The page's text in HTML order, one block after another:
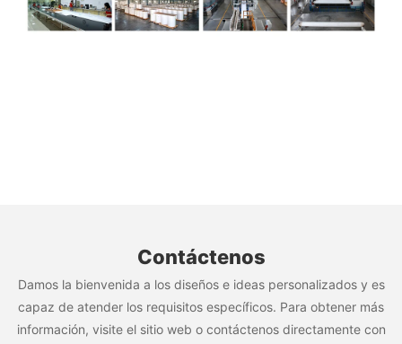
Contáctenos
Damos la bienvenida a los diseños e ideas personalizados y es
capaz de atender los requisitos específicos. Para obtener más
información, visite el sitio web o contáctenos directamente con